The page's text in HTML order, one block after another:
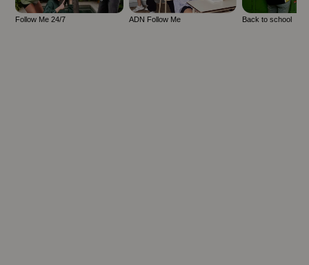
Follow Me 24/7 ADN Follow Me Back to school